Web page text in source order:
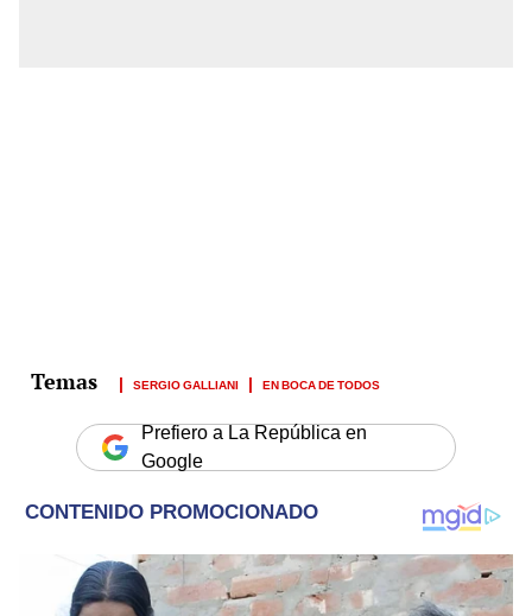
SERGIO GALLIANI EN BOCA DE TODOS
Prefiero a La República en
Google